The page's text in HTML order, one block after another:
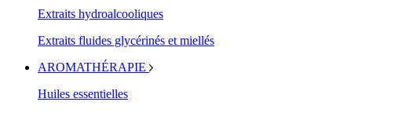
Extraits hydroalcooliques
Extraits fluides glycérinés et miellés
AROMATHÉRAPIE
Huiles essentielles